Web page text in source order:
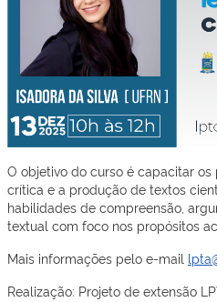
O objetivo do curso é capacitar
crítica e a produção de textos
habilidades de compreensão,
textual com foco nos propósitos
Mais informações pelo e-mail
Realização: Projeto de extensão